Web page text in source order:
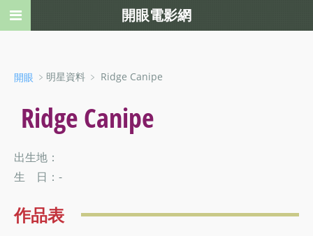
開眼 ﹥明星資料 ﹥ Ridge Canipe
Ridge Canipe
出生地：
生 日：-
作品表
開眼電影網